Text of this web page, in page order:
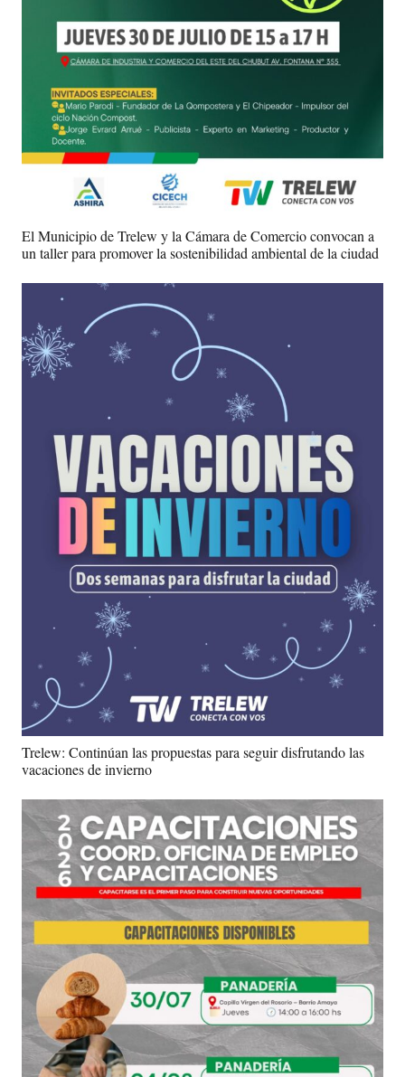
El Municipio de Trelew y la Cámara de Comercio convocan a
un taller para promover la sostenibilidad ambiental de la ciudad
Trelew: Continúan las propuestas para seguir disfrutando las
vacaciones de invierno